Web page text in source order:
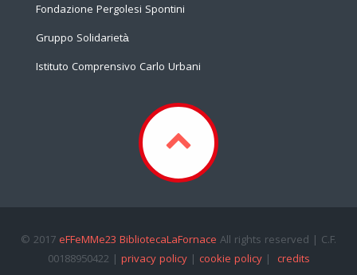
Fondazione Pergolesi Spontini
Gruppo Solidarietà
Istituto Comprensivo Carlo Urbani
© 2017 eFFeMMe23 BibliotecaLaFornace All rights reserved | C.F.
00188950422 | privacy policy| cookie policy| credits